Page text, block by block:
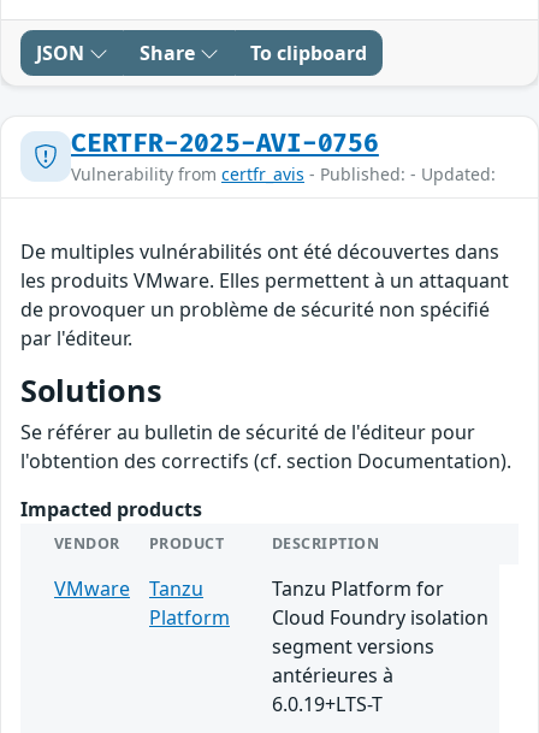
JSON Share To clipboard
CERTFR-2025-AVI-0756
Vulnerability from certfr_avis - Published: - Updated:
De multiples vulnérabilités ont été découvertes dans
les produits VMware. Elles permettent à un attaquant
de provoquer un problème de sécurité non spécifié
par l'éditeur.
Solutions
Se référer au bulletin de sécurité de l'éditeur pour
l'obtention des correctifs (cf. section Documentation).
Impacted products
VENDOR PRODUCT DESCRIPTION
VMware
Tanzu
Platform
Tanzu Platform for
Cloud Foundry isolation
segment versions
antérieures à
6.0.19+LTS-T